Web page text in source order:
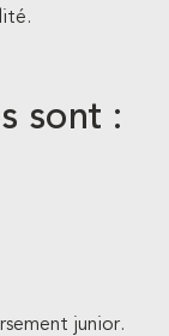
sont :
junior.